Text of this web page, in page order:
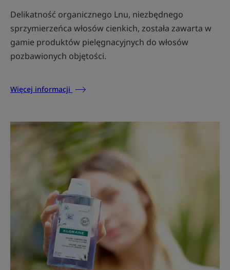
Delikatność organicznego Lnu, niezbędnego
sprzymierzeńca włosów cienkich, została zawarta w
gamie produktów pielęgnacyjnych do włosów
pozbawionych objętości.
Więcej informacji